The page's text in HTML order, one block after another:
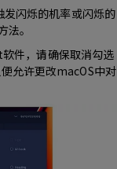
闪烁的机率或闪烁的
。
件，请确保取消勾选
允许更改macOS中对